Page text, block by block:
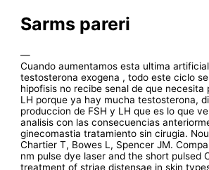
Sarms pareri
—
Cuando aumentamos esta ultima
testosterona exogena , todo este ciclo
hipofisis no recibe senal de que necesita
LH porque ya hay mucha testosterona,
produccion de FSH y LH que es lo que
analisis con las consecuencias
ginecomastia tratamiento sin cirugia.
Chartier T, Bowes L, Spencer JM.
nm pulse dye laser and the short pulsed
treatment of striae distensae in skin